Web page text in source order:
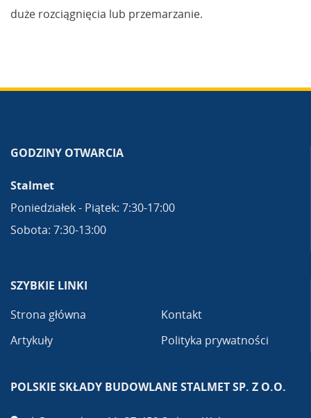
duże rozciągnięcia lub przemarzanie.
GODZINY OTWARCIA
Stalmet
Poniedziałek - Piątek: 7:30-17:00
Sobota: 7:30-13:00
SZYBKIE LINKI
Strona główna
Artykuły
Kontakt
Polityka prywatności
POLSKIE SKŁADY BUDOWLANE STALMET SP. Z O.O.